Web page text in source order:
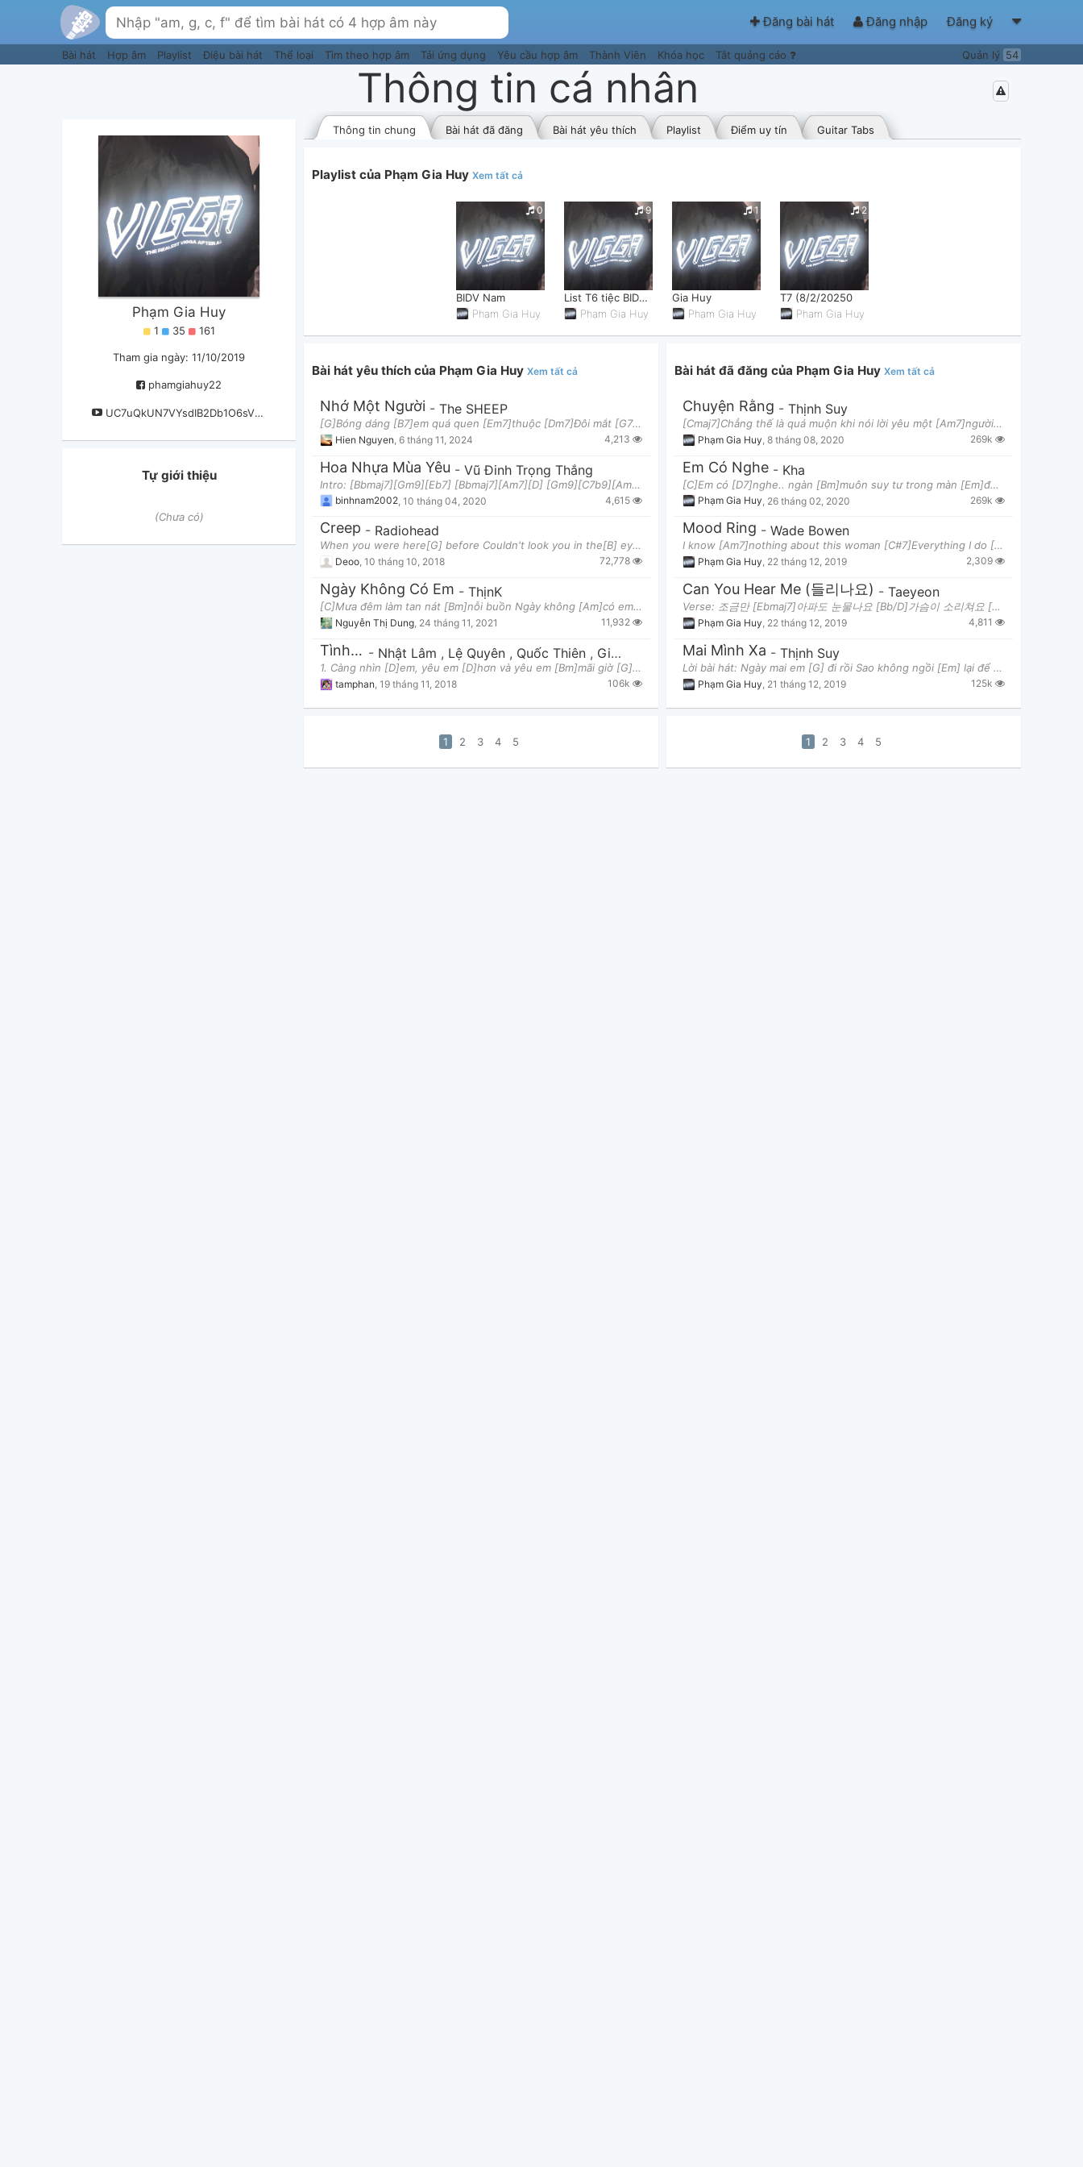
Đăng bài hát Đăng nhập Đăng ký
Bài hát Hợp âm Playlist Điệu bài hát Thể loại Tìm theo hợp âm Tải ứng dụng Yêu cầu hợp âm Thành Viên Khóa học Tắt quảng cáo Quản lý 54
Thông tin cá nhân
Phạm Gia Huy
1 35 161
Tham gia ngày: 11/10/2019
phamgiahuy22
UC7uQkUN7VYsdIB2Db1O6sVQ?view_as=subscriber
Tự giới thiệu
(Chưa có)
Guitar Tabs
Điểm uy tín
Playlist
Bài hát yêu thích
Bài hát đã đăng
Thông tin chung
Playlist của Phạm Gia Huy Xem tất cả
0
BIDV Nam
Phạm Gia Huy
9
List T6 tiệc BIDV (vocal nữ)
Phạm Gia Huy
1
Gia Huy
Phạm Gia Huy
2
T7 (8/2/20250
Phạm Gia Huy
Bài hát yêu thích của Phạm Gia Huy Xem tất cả
Nhớ Một Người - The SHEEP
[G]Bóng dáng [B7]em quá quen [Em7]thuộc [Dm7]Đôi mắt [G7]em [C]từng là bình yên anh [Am7]giấu trong
Hien Nguyen 6 tháng 11, 2024 4,213
Hoa Nhựa Mùa Yêu - Vũ Đinh Trọng Thắng
Intro: [Bbmaj7][Gm9][Eb7] [Bbmaj7][Am7][D] [Gm9][C7b9][Am7][Dm7] Verse: [Gm9]Này là cỏ non rấ
binhnam2002 10 tháng 04, 2020 4,615
Creep - Radiohead
When you were here[G] before Couldn't look you in the[B] eye You're just like an[C] angel Your sk
Deoo, 10 tháng 10, 2018 72,778
Ngày Không Có Em - ThịnK
[C]Mưa đêm làm tan nát [Bm]nỗi buồn Ngày không [Am]có em, là [D]trời đất [G]quay cuồng [C]Bao nhiê
Nguyễn Thị Dung 24 tháng 11, 2021 11,932
Tình Bơ Vơ - Nhật Lâm , Lệ Quyên , Quốc Thiên , Giang Hồng Ngọc ,Hà Anh Tuấn
1. Càng nhìn [D]em, yêu em [D]hơn và yêu em [Bm]mãi giờ [G]phút êm đềm xa [D]xưa, nay [G]đã đi vào
tamphan 19 tháng 11, 2018 106k
1 2 3 4 5
Bài hát đã đăng của Phạm Gia Huy Xem tất cả
Chuyện Rằng - Thịnh Suy
[Cmaj7]Chẳng thế là quá muộn khi nói lời yêu một [Am7]người Chẳng thế là quá muộn khi ta hoài tiếc
Phạm Gia Huy 8 tháng 08, 2020 269k
Em Có Nghe - Kha
[C]Em có [D7]nghe.. ngàn [Bm]muôn suy tư trong màn [Em]đêm Và [C]Em, Em có [D7]nghe.. lời [Bm]yêu k
Phạm Gia Huy 26 tháng 02, 2020 269k
Mood Ring - Wade Bowen
I know [Am7]nothing about this woman [C#7]Everything I do [Am7]is [C#7]wrong And [Am7]sometimes it
Phạm Gia Huy, 22 tháng 12, 2019 2,309
Can You Hear Me (들리나요) - Taeyeon
Verse: 조금만 [Ebmaj7]아파도 눈물나요 [Bb/D]가슴이 소리쳐요 [Cm7]그대 앞을 [Eb/F]그대 곁을 지나[Bbmaj7]면 온통 [Ebmaj7]세상이 그대
Phạm Gia Huy 22 tháng 12, 2019 4,811
Mai Mình Xa - Thịnh Suy
Lời bài hát: Ngày mai em [G] đi rồi Sao không ngồi [Em] lại để thấu bồi hồi Ngày mai em [C] đi r
Phạm Gia Huy 21 tháng 12, 2019 125k
1 2 3 4 5